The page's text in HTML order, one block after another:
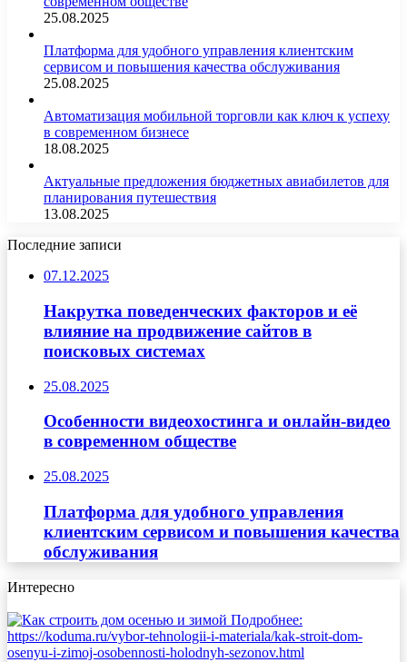
25.08.2025
Платформа для удобного управления клиентским
сервисом и повышения качества обслуживания
25.08.2025
Автоматизация мобильной торговли как ключ к успеху
в современном бизнесе
18.08.2025
Актуальные предложения бюджетных авиабилетов для
планирования путешествия
13.08.2025
Последние записи
07.12.2025
Накрутка поведенческих факторов и её
влияние на продвижение сайтов в
поисковых системах
25.08.2025
Особенности видеохостинга и онлайн-видео
в современном обществе
25.08.2025
Платформа для удобного управления
клиентским сервисом и повышения качества
обслуживания
Интересно